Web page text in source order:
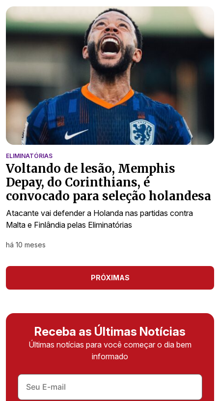
ELIMINATÓRIAS
Voltando de lesão, Memphis
Depay, do Corinthians, é
convocado para seleção holandesa
Atacante vai defender a Holanda nas partidas contra
Malta e Finlândia pelas Eliminatórias
há 10 meses
PRÓXIMAS
Receba as Últimas Notícias
Últimas notícias para você começar o dia bem
informado